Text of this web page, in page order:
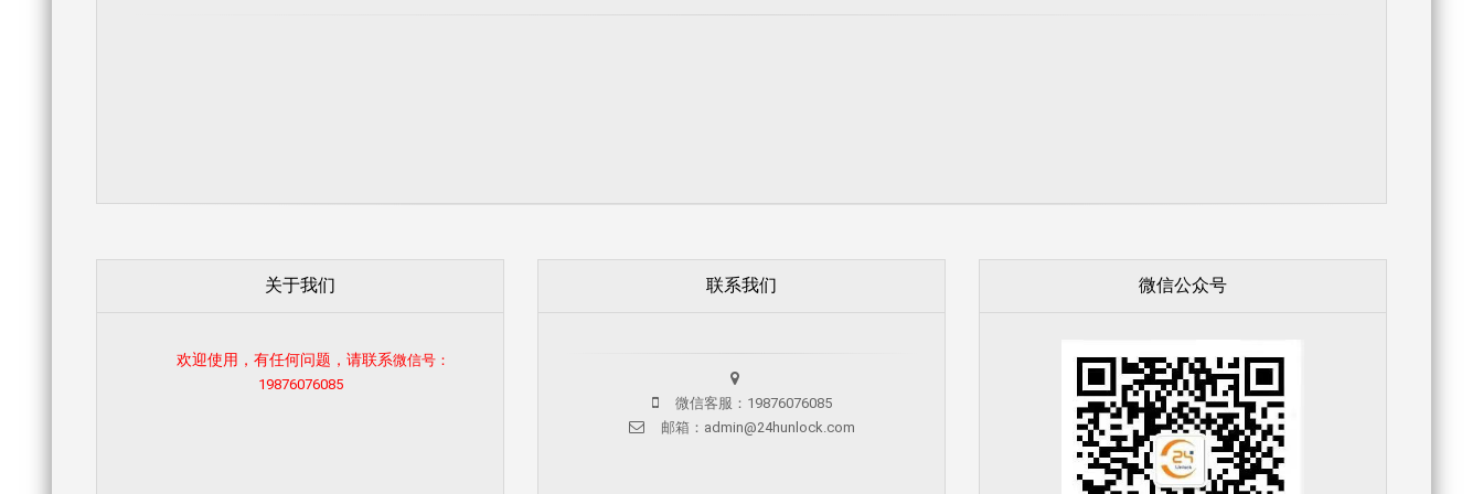
关于我们
欢迎使用，有任何问题，请联系微信号：
19876076085
联系我们
微信客服：19876076085
邮箱：admin@24hunlock.com
微信公众号